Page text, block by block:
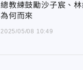
總教練鼓勵沙子宸、
為何而來
2025/05/08 10:49